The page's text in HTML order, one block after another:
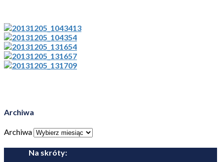
Archiwa
Archiwa
Na skróty: